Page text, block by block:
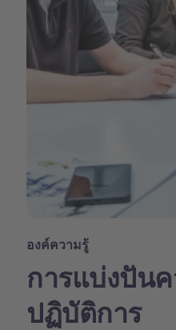
องค์ความรู้
การแบ่งปัน
ปฏิบัติการ